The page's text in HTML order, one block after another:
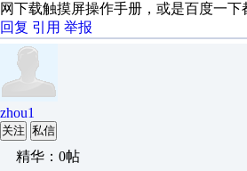
网下载触摸屏操作手册，或是百度一下
回复 引用 举报
zhou1
关注 私信
精华：0帖